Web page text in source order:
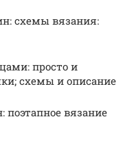
схемы вязания:
просто и
схемы и описание
вязание